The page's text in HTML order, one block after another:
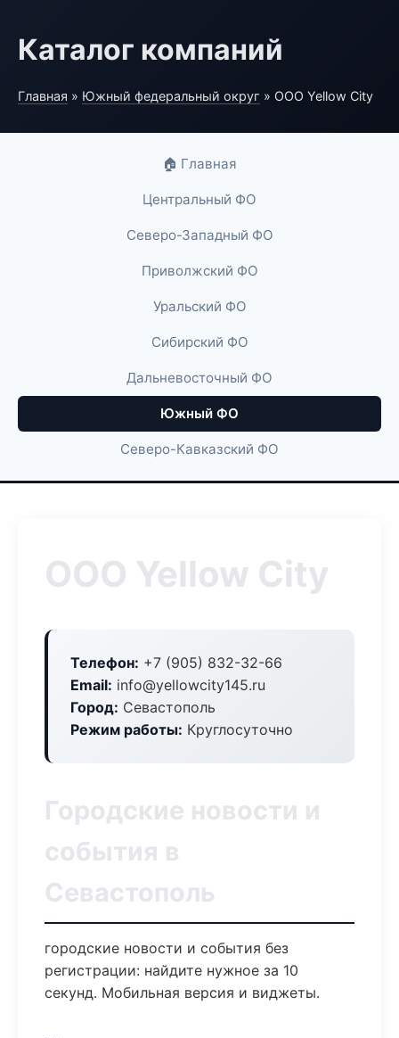
Каталог компаний
Главная » Южный федеральный округ » ООО Yellow City
🏠 Главная
Центральный ФО
Северо-Западный ФО
Приволжский ФО
Уральский ФО
Сибирский ФО
Дальневосточный ФО
Южный ФО
Северо-Кавказский ФО
ООО Yellow City
Телефон: +7 (905) 832-32-66
Email: info@yellowcity145.ru
Город: Севастополь
Режим работы: Круглосуточно
Городские новости и
события в
Севастополь
городские новости и события без
регистрации: найдите нужное за 10
секунд. Мобильная версия и виджеты.